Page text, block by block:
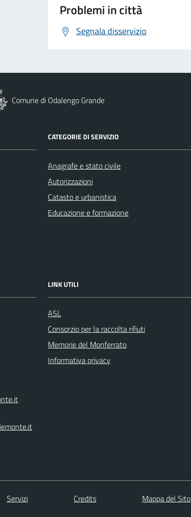
Problemi in città
Segnala disservizio
Comune di Odalengo Grande
CATEGORIE DI SERVIZIO
Anagrafe e stato civile
Autorizzazioni
Catasto e urbanistica
Educazione e formazione
LINK UTILI
ASL
Consorzio per la raccolta rifiuti
Memorie del Monferrato
Informativa privacy
Servizi Credits Mappa del Sito